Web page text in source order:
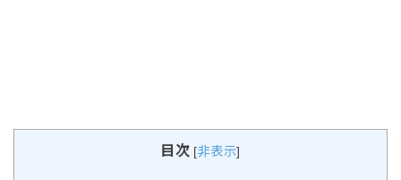
目次 [非表示]